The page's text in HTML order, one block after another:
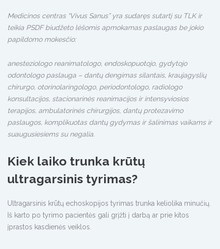
Medicinos centras “Vivus Sanus” yra sudaręs sutartį su TLK ir
teikia PSDF biudžeto lėšomis apmokamas paslaugas be jokio
papildomo mokesčio:
anesteziologo reanimatologo, endoskopuotojo, gydytojo
odontologo paslauga – dantų dengimas silantais, kraujagyslių
chirurgo, otorinolaringologo, periodontologo, radiologo
konsultacijos, stacionarinės reanimacijos ir intensyviosios
terapijos, ambulatorinės chirurgijos, dantų protezavimo
paslaugos, komplikuotas dantų gydymas ir šalinimas vaikams ir
suaugusiesiems su negalia.
Kiek laiko trunka krūtų
ultragarsinis tyrimas?
Ultragarsinis krūtų echoskopijos tyrimas trunka keliolika minučių.
Iš karto po tyrimo pacientės gali grįžti į darbą ar prie kitos
įprastos kasdienės veiklos.